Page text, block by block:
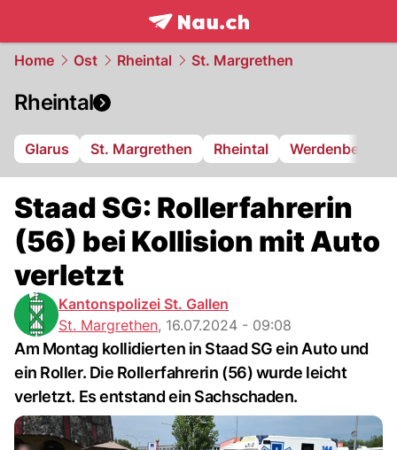
frontpage.NAU.ch
Home Ost Rheintal St. Margrethen
Rheintal
Glarus St. Margrethen Rheintal Werdenberg
Staad SG: Rollerfahrerin
(56) bei Kollision mit Auto
verletzt
Kantonspolizei St. Gallen
St. Margrethen, 16.07.2024 - 09:08
Am Montag kollidierten in Staad SG ein Auto und
ein Roller. Die Rollerfahrerin (56) wurde leicht
verletzt. Es entstand ein Sachschaden.